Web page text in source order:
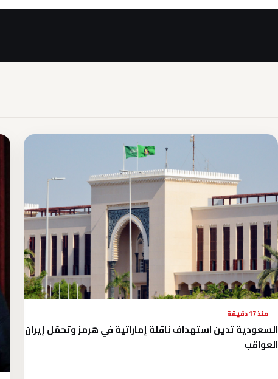
منذ 17 دقيقة
السعودية تدين استهداف ناقلة إماراتية في هرمز وتحمّل إيران
العواقب